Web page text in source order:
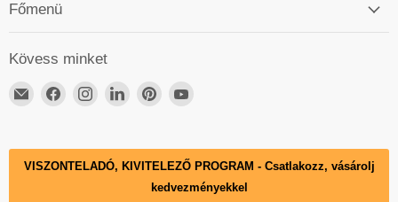
Főmenü
Kövess minket
Email
ElérhetőségünkFacebook
ElérhetőségünkInstagram
ElérhetőségünkLinkedIn
ElérhetőségünkPinterest
VISZONTELADÓ, KIVITELEZŐ PROGRAM - Csatlakozz, vásárolj
kedvezményekkel